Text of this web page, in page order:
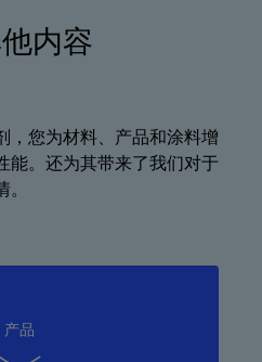
内容
，您为材料、产品和涂料增
能。还为其带来了我们对于
产品